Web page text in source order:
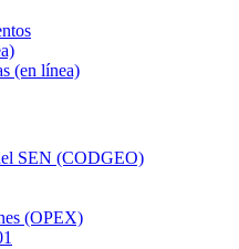
(en línea)
SEN (CODGEO)
(OPEX)